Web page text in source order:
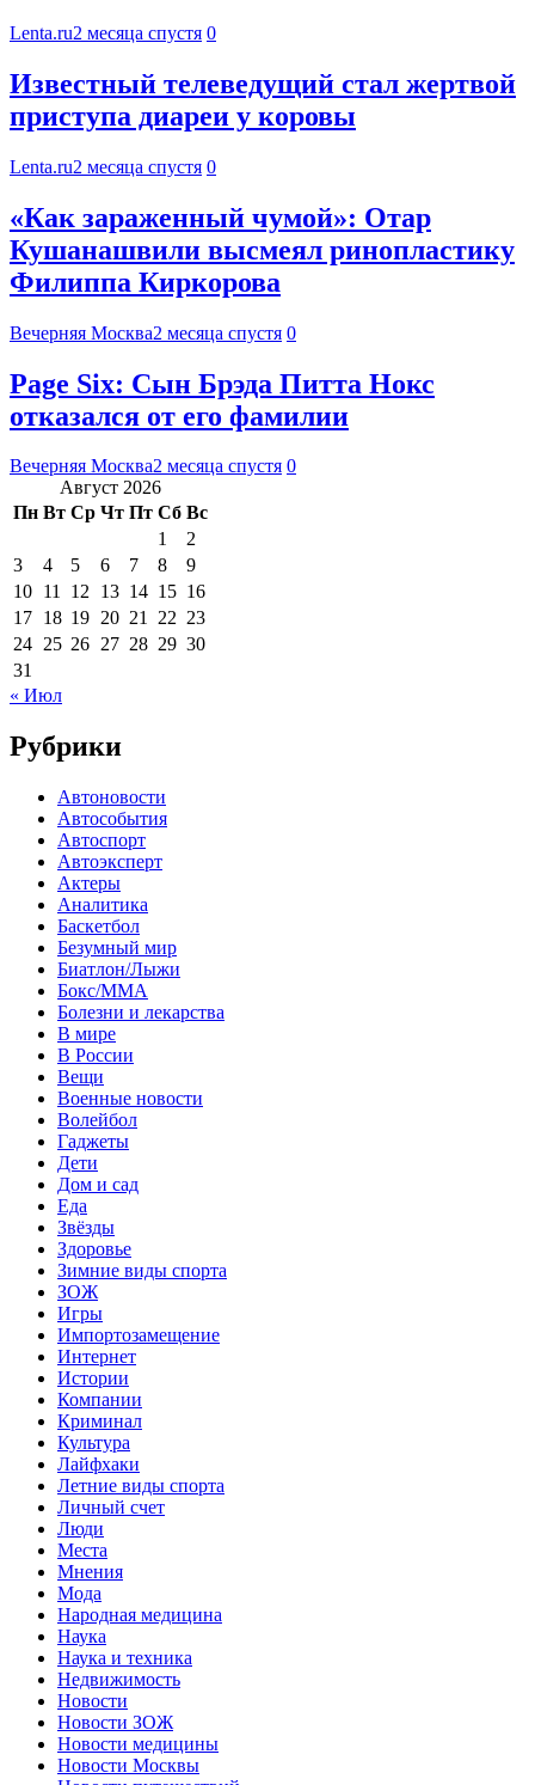
Lenta.ru2 месяца спустя 0
Известный телеведущий стал жертвой
приступа диареи у коровы
Lenta.ru2 месяца спустя 0
«Как зараженный чумой»: Отар
Кушанашвили высмеял ринопластику
Филиппа Киркорова
Вечерняя Москва2 месяца спустя 0
Page Six: Сын Брэда Питта Нокс
отказался от его фамилии
Вечерняя Москва2 месяца спустя 0
Август 2026
Пн Вт Ср Чт Пт Сб Вс
1
2
3
4 5 6 7 8
9
10 11 12 13 14 15 16
17 18 19 20 21 22 23
24 25 26 27 28 29 30
31
« Июл
Рубрики
Автоновости
Автособытия
Автоспорт
Автоэксперт
Актеры
Аналитика
Баскетбол
Безумный мир
Биатлон/Лыжи
Бокс/MMA
Болезни и лекарства
В мире
В России
Вещи
Военные новости
Волейбол
Гаджеты
Дети
Дом и сад
Еда
Звёзды
Здоровье
Зимние виды спорта
ЗОЖ
Игры
Импортозамещение
Интернет
Истории
Компании
Криминал
Культура
Лайфхаки
Летние виды спорта
Личный счет
Люди
Места
Мнения
Мода
Народная медицина
Наука
Наука и техника
Недвижимость
Новости
Новости ЗОЖ
Новости медицины
Новости Москвы